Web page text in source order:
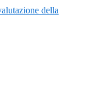
della